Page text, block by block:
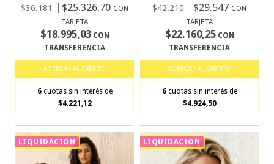
$36.181
$25.326,70 CON
TARJETA
$18.995,03CON
TRANSFERENCIA
AGREGAR AL CARRITO
6 cuotas sin interés de
$4.221,12
$42.210
$29.547 CON
TARJETA
$22.160,25CON
TRANSFERENCIA
AGREGAR AL CARRITO
6 cuotas sin interés de
$4.924,50
LIQUIDACION LIQUIDACION